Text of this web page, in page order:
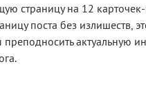
страницу на 12
поста без излишеств,
преподносить актуальную